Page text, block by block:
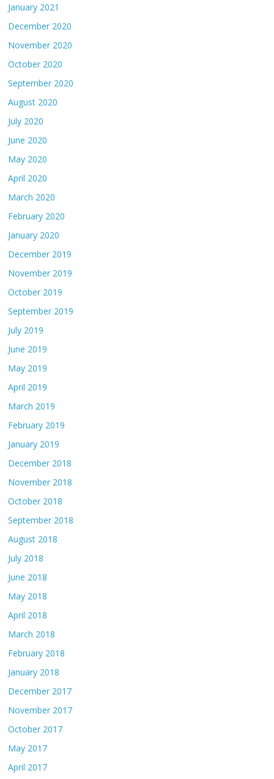
January 2021
December 2020
November 2020
October 2020
September 2020
August 2020
July 2020
June 2020
May 2020
April 2020
March 2020
February 2020
January 2020
December 2019
November 2019
October 2019
September 2019
July 2019
June 2019
May 2019
April 2019
March 2019
February 2019
January 2019
December 2018
November 2018
October 2018
September 2018
August 2018
July 2018
June 2018
May 2018
April 2018
March 2018
February 2018
January 2018
December 2017
November 2017
October 2017
May 2017
April 2017